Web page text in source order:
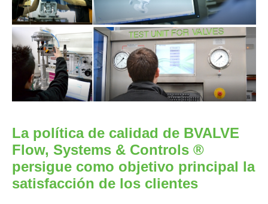
La política de calidad de BVALVE
Flow, Systems & Controls ®
persigue como objetivo principal la
satisfacción de los clientes